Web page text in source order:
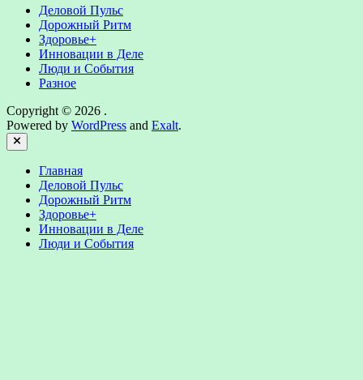
Деловой Пульс
Дорожный Ритм
Здоровье+
Инновации в Деле
Люди и События
Разное
Copyright © 2026 .
Powered by WordPress and Exalt.
Close
Главная
Деловой Пульс
Дорожный Ритм
Здоровье+
Инновации в Деле
Люди и События